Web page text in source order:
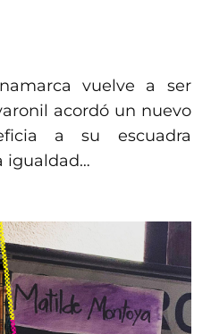
vuelve a ser
acordó un nuevo
a su escuadra
igualdad…